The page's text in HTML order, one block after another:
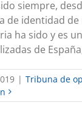
siempre,
de identidad
ha sido y es
de
| Tribuna de